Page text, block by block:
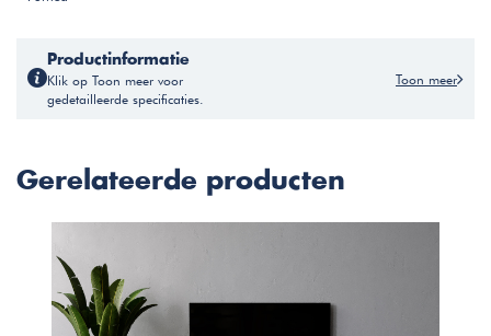
Productinformatie
Klik op Toon meer voor
gedetailleerde specificaties.
Toon meer
Gerelateerde producten